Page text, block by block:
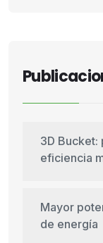
3D
eficiencia
Mayor
de energía